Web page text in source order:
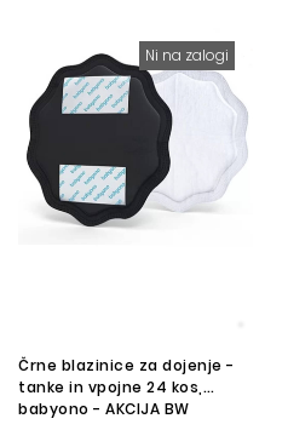
Ni na zalogi
Črne blazinice za dojenje -
tanke in vpojne 24 kos,
babyono - AKCIJA BW